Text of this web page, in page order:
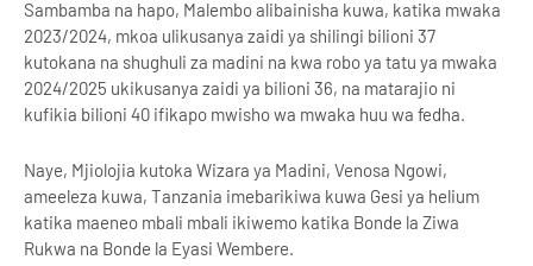
Sambamba na hapo, Malembo alibainisha kuwa, katika mwaka
2023/2024, mkoa ulikusanya zaidi ya shilingi bilioni 37
kutokana na shughuli za madini na kwa robo ya tatu ya mwaka
2024/2025 ukikusanya zaidi ya bilioni 36, na matarajio ni
kufikia bilioni 40 ifikapo mwisho wa mwaka huu wa fedha.
Naye, Mjiolojia kutoka Wizara ya Madini, Venosa Ngowi,
ameeleza kuwa, Tanzania imebarikiwa kuwa Gesi ya helium
katika maeneo mbali mbali ikiwemo katika Bonde la Ziwa
Rukwa na Bonde la Eyasi Wembere.